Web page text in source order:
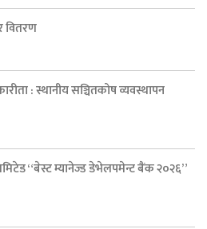
वितरण
: स्थानीय सञ्चितकोष व्यवस्थापन
“बेस्ट म्यानेज्ड डेभेलपमेन्ट बैंक २०२६”